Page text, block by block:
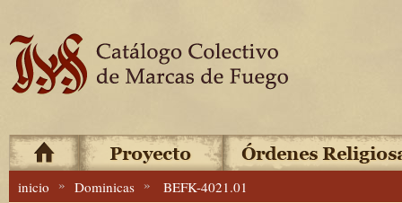
inicio » Dominicas » BEFK-4021.01